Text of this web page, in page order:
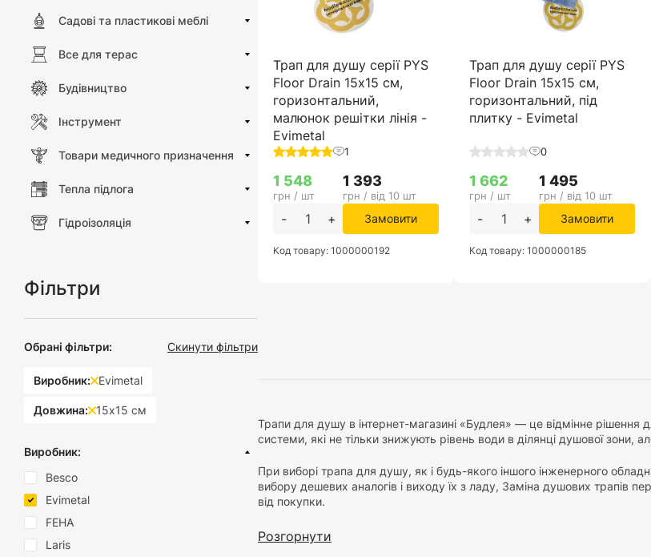
Садові та пластикові меблі
Все для терас
Будівництво
Інструмент
Товари медичного призначення
Тепла підлога
Гідроізоляція
Фільтри
Обрані фільтри: Скинути фільтри
Виробник: Evimetal
Довжина: 15х15 см
Виробник:
Besco
Evimetal
FEHA
Laris
Трапи для душу в інтернет-магазині «Будлея» — це відмінне
системи, які не тільки знижують рівень води в ділянці душової зони,
При виборі трапа для душу, як і будь-якого іншого інженерного
вибору дешевих аналогів і виходу їх з ладу, Заміна душових трапів
від покупки.
У нашому магазині представлений широкий асортимент душових
які роблять трапи для душу такими популярними, є якісне
Розгорнути
Трап для душу серії PYS
Floor Drain 15х15 см,
горизонтальний,
малюнок решітки лінія -
Evimetal
1
1 548
грн / шт
1 393
грн / від 10 шт
- + Замовити
Код товару: 1000000192
Трап для душу серії PYS
Floor Drain 15х15 см,
горизонтальний, під
плитку - Evimetal
0
1 662
грн / шт
1 495
грн / від 10 шт
- + Замовити
Код товару: 1000000185